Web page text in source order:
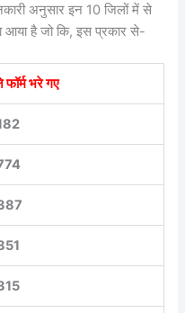
अनुसार इन 10 जिलों में से
आया है जो कि, इस प्रकार से-
फॉर्म भरे गए